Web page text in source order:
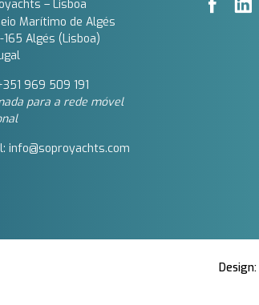
– Lisboa
Marítimo de Algés
165 Algés (Lisboa)
969 509 191‬
para a rede móvel
info@soproyachts.com
Design: